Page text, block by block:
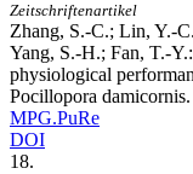
Zeitschriftenartikel
Zhang, S.-C.; Lin, Y.-
Yang, S.-H.; Fan, T.-Y.:
physiological
Pocillopora
MPG.PuRe
DOI
18.